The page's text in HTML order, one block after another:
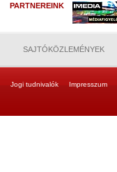
PARTNEREINK
SAJTÓKÖZLEMÉNYEK
Jogi tudnivalók Impresszum